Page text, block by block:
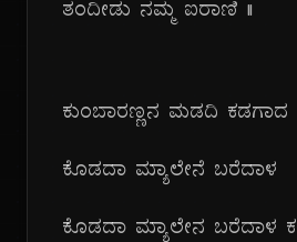
ತಂದೀಡು ನಮ್ಮ ಐರಾಣಿ ||
ಕುಂಬಾರಣ್ಣನ ಮಡದಿ ಕಡಗಾದ
ಕೊಡದಾ ಮ್ಯಾಲೇನೆ ಬರೆದಾಳ
ಕೊಡದಾ ಮ್ಯಾಲೇನ ಬರೆದಾಳ